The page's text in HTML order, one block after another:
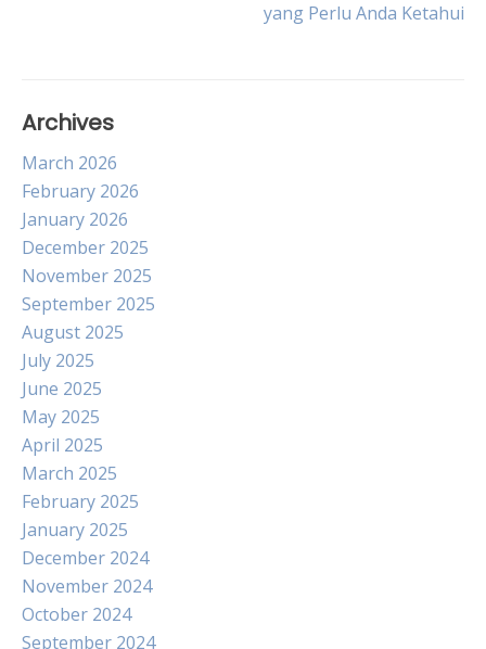
yang Perlu Anda Ketahui
Archives
March 2026
February 2026
January 2026
December 2025
November 2025
September 2025
August 2025
July 2025
June 2025
May 2025
April 2025
March 2025
February 2025
January 2025
December 2024
November 2024
October 2024
September 2024